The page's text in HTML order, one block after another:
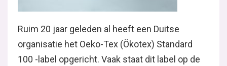
Ruim 20 jaar geleden al heeft een Duitse
organisatie het Oeko-Tex (Ökotex) Standard
100 -label opgericht. Vaak staat dit label op de